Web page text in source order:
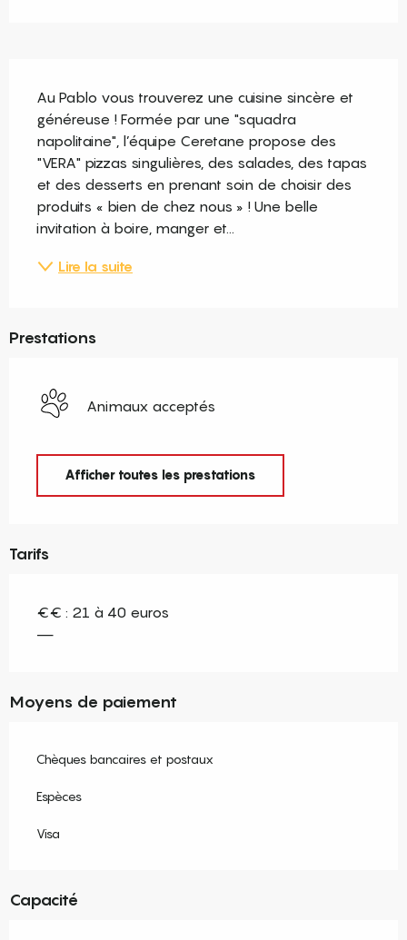
Au Pablo vous trouverez une cuisine sincère et
généreuse ! Formée par une "squadra
napolitaine", l’équipe Ceretane propose des
"VERA" pizzas singulières, des salades, des tapas
et des desserts en prenant soin de choisir des
produits « bien de chez nous » ! Une belle
invitation à boire, manger et...
Lire la suite
Prestations
Animaux acceptés
Afficher toutes les prestations
Tarifs
€€ : 21 à 40 euros
—
Moyens de paiement
Chèques bancaires et postaux
Espèces
Visa
Capacité